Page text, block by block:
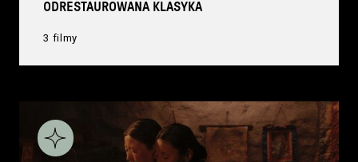
ODRESTAUROWANA KLASYKA
3 filmy